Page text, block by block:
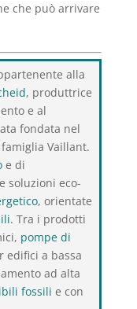
che può arrivare
alla
, produttrice
e al
fondata nel
Vaillant.
e di
soluzioni eco-
, orientate
. Tra i prodotti
pompe di
edifici a bassa
ad alta
fossili e con